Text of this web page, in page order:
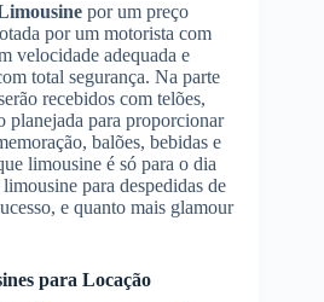
por um preço
por um motorista com
velocidade adequada e
total segurança. Na parte
recebidos com telões,
planejada para proporcionar
balões, bebidas e
limousine é só para o dia
para despedidas de
e quanto mais glamour
para Locação